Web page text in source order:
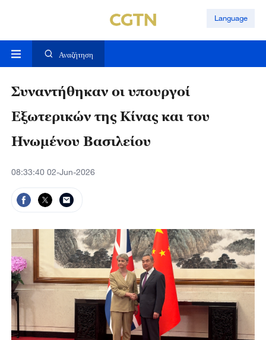
Language
Αναζήτηση
Συναντήθηκαν οι υπουργοί
Εξωτερικών της Κίνας και του
Ηνωμένου Βασιλείου
08:33:40 02-Jun-2026